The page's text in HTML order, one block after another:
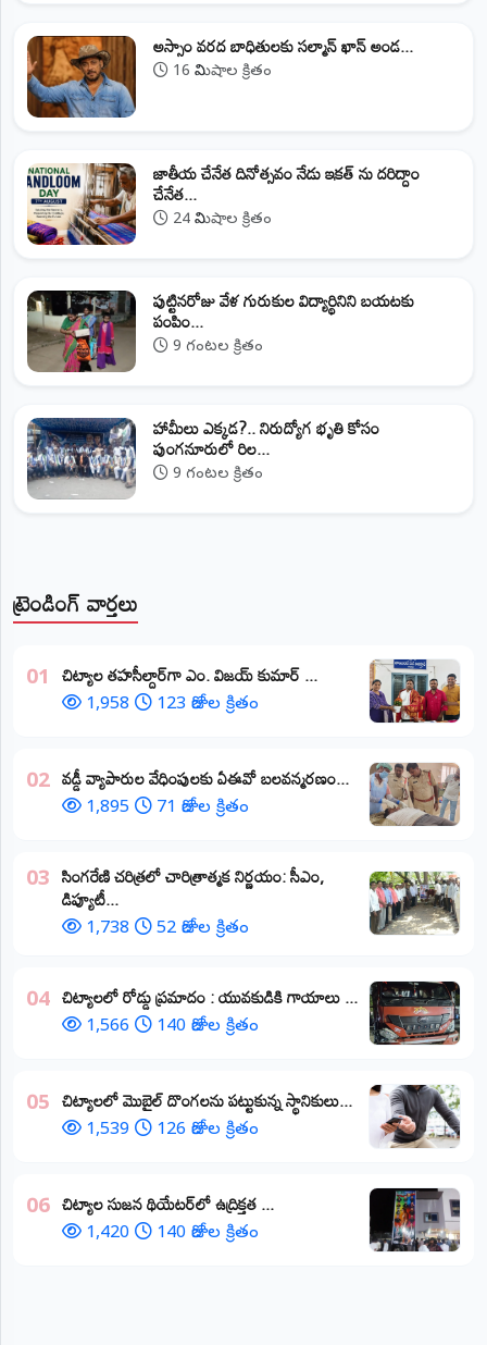
ట్రెండింగ్ వార్తలు
01 ​చిట్యాల తహసీల్దార్‌గా ఎం. విజయ్ కుమార్ ...
1,958 123 రోజుల క్రితం
02 వడ్డీ వ్యాపారుల వేధింపులకు ఏఈవో బలవన్మరణం...
1,895 71 రోజుల క్రితం
03 ​సింగరేణి చరిత్రలో చారిత్రాత్మక నిర్ణయం: సీఎం,
డిప్యూటీ...
1,738 52 రోజుల క్రితం
04 చిట్యాలలో రోడ్డు ప్రమాదం : యువకుడికి గాయాలు ​...
1,566 140 రోజుల క్రితం
05 చిట్యాలలో మొబైల్ దొంగలను పట్టుకున్న స్థానికులు...
1,539 126 రోజుల క్రితం
06 చిట్యాల సుజన థియేటర్‌లో ఉద్రిక్తత ...
1,420 140 రోజుల క్రితం
అస్సాం వరద బాధితులకు సల్మాన్ ఖాన్ అండ...
16 నిమిషాల క్రితం
జాతీయ చేనేత దినోత్సవం నేడు ఇకత్ ను దరిద్దాం
చేనేత...
24 నిమిషాల క్రితం
పుట్టినరోజు వేళ గురుకుల విద్యార్థినిని బయటకు
పంపిం...
9 గంటల క్రితం
హామీలు ఎక్కడ?.. నిరుద్యోగ భృతి కోసం
పుంగనూరులో రిల...
9 గంటల క్రితం